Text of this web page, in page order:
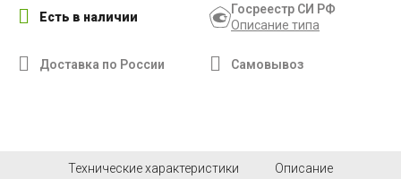
Есть в наличии
Госреестр СИ РФ
Описание типа
Доставка по России Самовывоз
Технические характеристики Описание